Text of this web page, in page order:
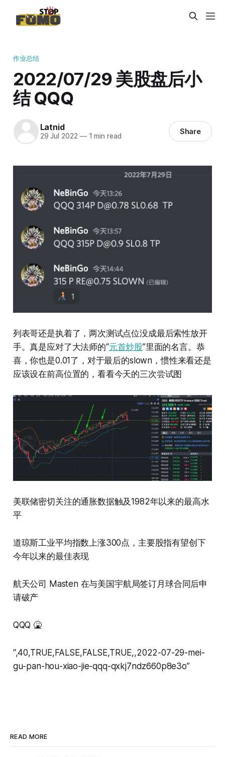
作业总结
2022/07/29 美股盘后小
结 QQQ
Latnid
29 Jul 2022 —1 min read Share
列表哥还是执着了，两次测试点位没成最后索性放开
手。真是应对了大法师的“元首炒股”里面的名言。恭
喜，你也是0.01了，对于最后的slown，惯性来看还是
应该设在前高位置的，看看今天的三次尝试图
美联储密切关注的通胀数据触及1982年以来的最高水
平
道琼斯工业平均指数上涨300点，主要股指有望创下
今年以来的最佳表现
航天公司 Masten 在与美国宇航局签订月球合同后申
请破产
QQQ 🤮
“,40,TRUE,FALSE,FALSE,TRUE,,2022-07-29-mei-
gu-pan-hou-xiao-jie-qqq-qxkj7ndz660p8e3o”
READ MORE